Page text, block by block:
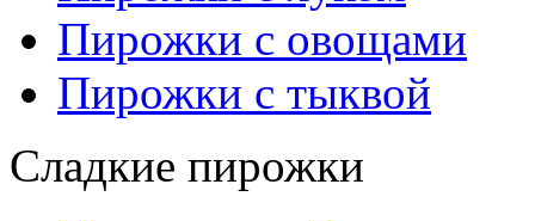
Пирожки с овощами
Пирожки с тыквой
Сладкие пирожки